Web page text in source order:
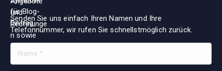
Senden Sie uns einfach Ihren Namen und Ihre
Telefonnummer, wir rufen Sie schnellstmöglich zurück.